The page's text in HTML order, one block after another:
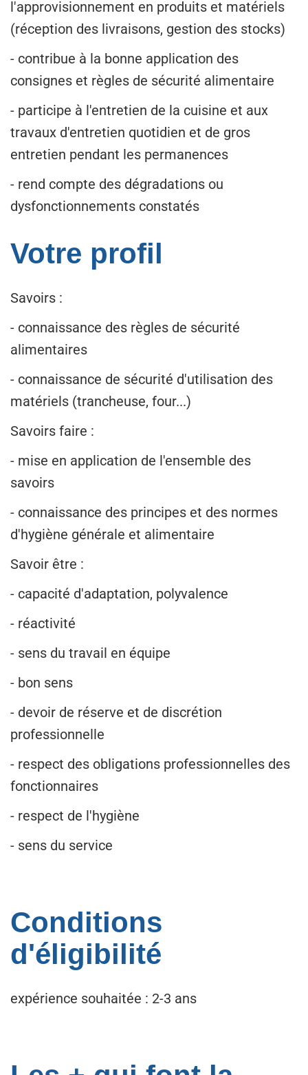
l'approvisionnement en produits et matériels
(réception des livraisons, gestion des stocks)
- contribue à la bonne application des
consignes et règles de sécurité alimentaire
- participe à l'entretien de la cuisine et aux
travaux d'entretien quotidien et de gros
entretien pendant les permanences
- rend compte des dégradations ou
dysfonctionnements constatés
Votre profil
Savoirs :
- connaissance des règles de sécurité
alimentaires
- connaissance de sécurité d'utilisation des
matériels (trancheuse, four...)
Savoirs faire :
- mise en application de l'ensemble des
savoirs
- connaissance des principes et des normes
d'hygiène générale et alimentaire
Savoir être :
- capacité d'adaptation, polyvalence
- réactivité
- sens du travail en équipe
- bon sens
- devoir de réserve et de discrétion
professionnelle
- respect des obligations professionnelles des
fonctionnaires
- respect de l'hygiène
- sens du service
Conditions
d'éligibilité
expérience souhaitée : 2-3 ans